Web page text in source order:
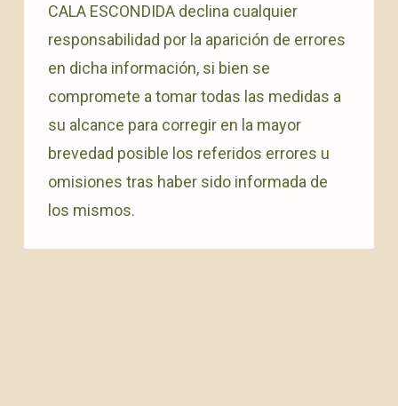
CALA ESCONDIDA declina cualquier
responsabilidad por la aparición de errores
en dicha información, si bien se
compromete a tomar todas las medidas a
su alcance para corregir en la mayor
brevedad posible los referidos errores u
omisiones tras haber sido informada de
los mismos.